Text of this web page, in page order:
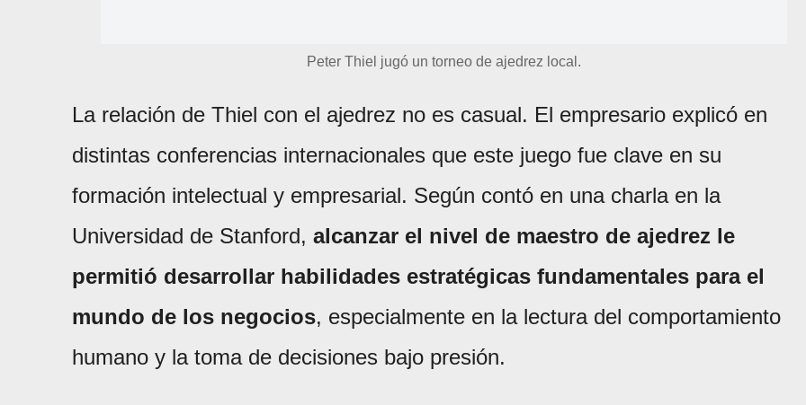
Peter Thiel jugó un torneo de ajedrez local.
La relación de Thiel con el ajedrez no es casual. El empresario explicó en
distintas conferencias internacionales que este juego fue clave en su
formación intelectual y empresarial. Según contó en una charla en la
Universidad de Stanford, alcanzar el nivel de maestro de ajedrez le
permitió desarrollar habilidades estratégicas fundamentales para el
mundo de los negocios, especialmente en la lectura del comportamiento
humano y la toma de decisiones bajo presión.